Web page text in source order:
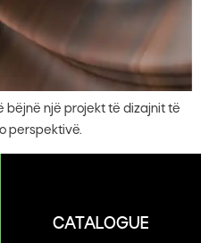
bëjnë një projekt të dizajnit të
perspektivë.
CATALOGUE